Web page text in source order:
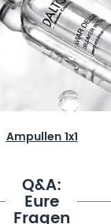
Ampullen 1x1
Q&A:
Eure
Fragen